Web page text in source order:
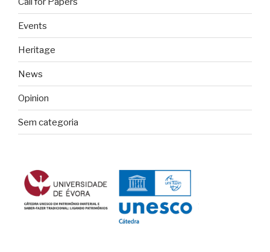
Events
Heritage
News
Opinion
Sem categoria